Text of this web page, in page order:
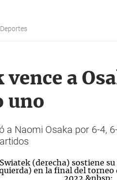
Deportes
vence a
uno
a Naomi Osaka por 6-4,